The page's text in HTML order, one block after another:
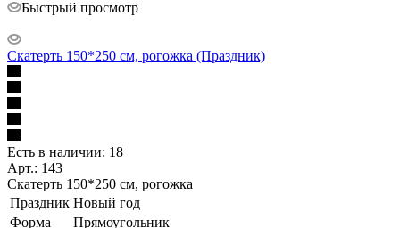
Быстрый просмотр
Скатерть 150*250 см, рогожка (Праздник)
Есть в наличии: 18
Арт.: 143
Скатерть 150*250 см, рогожка
Праздник Новый год
Форма
Прямоугольник